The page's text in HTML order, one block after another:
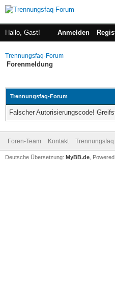
Hallo, Gast! Anmelden
Trennungsfaq-Forum
Forenmeldung
Trennungsfaq-Forum
Falscher Autorisierungscode!
Foren-Team Kontakt Trennungsfaq
Deutsche Übersetzung: MyBB.de ,